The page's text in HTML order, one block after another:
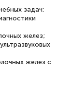
ЕГЭ по
Много
Это
задач:
желез;
желез с